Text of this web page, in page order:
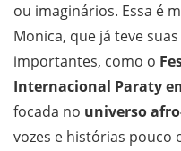
ou imaginários. Essa é
Monica, que já teve
importantes, como o
Internacional Paraty
focada no universo
vozes e histórias pouco